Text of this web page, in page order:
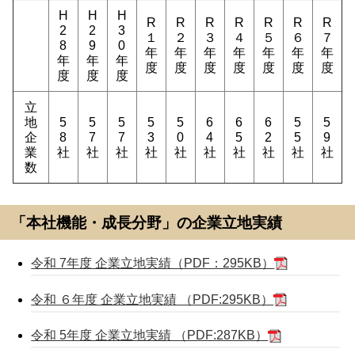
H
2
8
年
度
H
2
9
年
度
H
3
0
年
度
R
１
年
度
R
２
年
度
R
３
年
度
R
４
年
度
R
５
年
度
R
６
年
度
R
７
年
度
立
地
企
業
数
5
8
社
5
7
社
5
7
社
5
3
社
5
0
社
6
4
社
6
5
社
6
2
社
5
5
社
5
9
社
「本社機能・成長分野」の企業立地実績
令和 7年度 企業立地実績（PDF：295KB）
令和 ６年度 企業立地実績 （PDF:295KB）
令和 5年度 企業立地実績 （PDF:287KB）